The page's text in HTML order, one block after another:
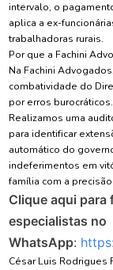
intervalo, o
aplica a ex-
trabalhadoras rurais.
Por que a Fachini
Na Fachini
combatividade do
por erros
Realizamos uma
para identificar
automático do
indeferimentos em
família com a
Clique aqui para
especialistas no
WhatsApp:
César Luis Rodrigues